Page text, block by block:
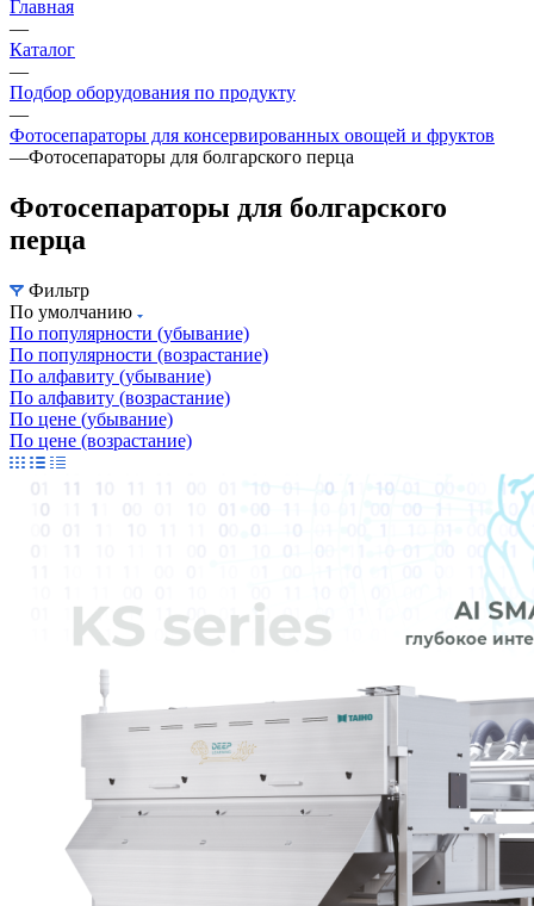
Главная
—
Каталог
—
Подбор оборудования по продукту
—
Фотосепараторы для консервированных овощей и фруктов
—Фотосепараторы для болгарского перца
Фотосепараторы для болгарского
перца
Фильтр
По умолчанию
По популярности (убывание)
По популярности (возрастание)
По алфавиту (убывание)
По алфавиту (возрастание)
По цене (убывание)
По цене (возрастание)